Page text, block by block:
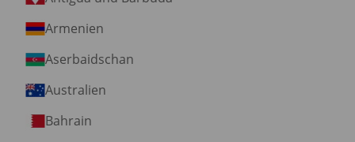
Armenien
Aserbaidschan
Australien
Bahrain